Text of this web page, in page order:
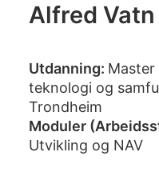
Alfred Vatn
Utdanning: Master
teknologi og
Trondheim
Moduler
Utvikling og NAV